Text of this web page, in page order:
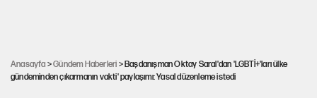
Anasayfa >Gündem Haberleri > Başdanışman Oktay Saral'dan 'LGBTİ+'ları ülke
gündeminden çıkarmanın vakti' paylaşımı: Yasal düzenleme istedi